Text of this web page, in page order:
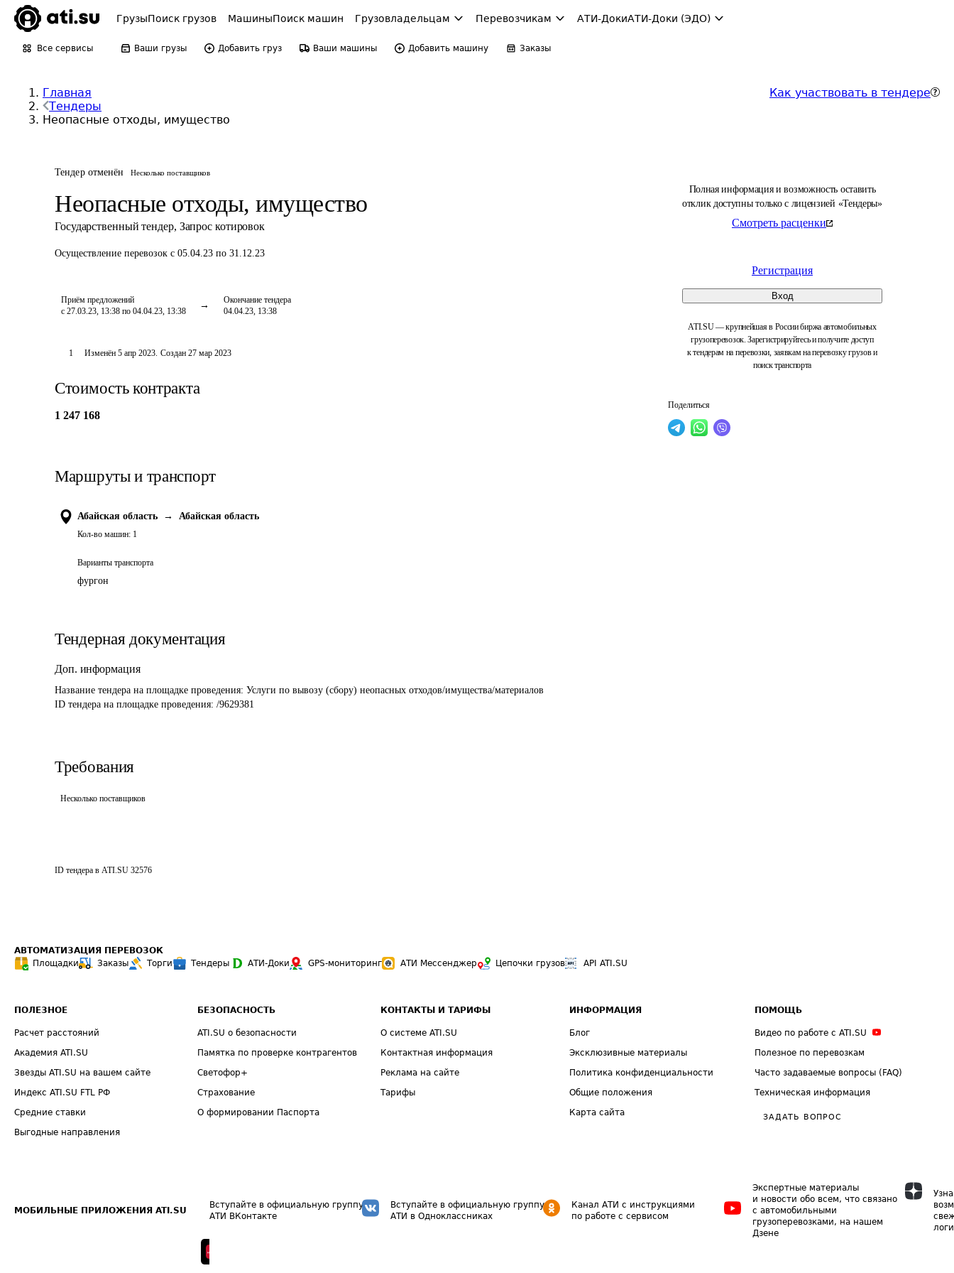
ГрузыПоиск грузов МашиныПоиск машин Грузовладельцам Перевозчикам АТИ-ДокиАТИ-Доки (ЭДО)
Все сервисы Ваши грузы Добавить груз Ваши машины Добавить машину Заказы
Главная
Тендеры
Неопасные отходы, имущество
Как участвовать в тендере
Тендер отменён Несколько поставщиков
Неопасные отходы, имущество
Государственный тендер, Запрос котировок
Осуществление перевозок с 05.04.23 по 31.12.23
Приём предложений
с 27.03.23, 13:38 по 04.04.23, 13:38
Окончание тендера
04.04.23, 13:38
Полная информация и возможность оставить
отклик доступны только с лицензией «Тендеры»
Смотреть расценки
Регистрация
Вход
ATI.SU — крупнейшая в России биржа автомобильных
грузоперевозок. Зарегистрируйтесь и получите доступ
к тендерам на перевозки, заявкам на перевозку грузов и
поиск транспорта
Поделиться
1 Изменён 5 апр 2023. Создан 27 мар 2023
Стоимость контракта
1 247 168
Маршруты и транспорт
Абайская область → Абайская область
Кол-во машин: 1
Варианты транспорта
фургон
Тендерная документация
Доп. информация
Название тендера на площадке проведения: Услуги по вывозу (сбору) неопасных отходов/имущества/материалов
ID тендера на площадке проведения: /9629381
Требования
Несколько поставщиков
ID тендера в ATI.SU 32576
АВТОМАТИЗАЦИЯ ПЕРЕВОЗОК
Площадки
Заказы Торги Тендеры АТИ-Доки GPS-мониторинг АТИ Мессенджер Цепочки грузов API ATI.SU
ПОЛЕЗНОЕ
Расчет расстояний
Академия ATI.SU
Звезды ATI.SU на вашем сайте
Индекс ATI.SU FTL РФ
Средние ставки
Выгодные направления
БЕЗОПАСНОСТЬ
ATI.SU о безопасности
Памятка по проверке контрагентов
Светофор+
Страхование
О формировании Паспорта
КОНТАКТЫ И ТАРИФЫ
О системе ATI.SU
Контактная информация
Реклама на сайте
Тарифы
ИНФОРМАЦИЯ
Блог
Эксклюзивные материалы
Политика конфиденциальности
Общие положения
Карта сайта
ПОМОЩЬ
Видео по работе с ATI.SU
Полезное по перевозкам
Часто задаваемые вопросы (FAQ)
Техническая информация
ЗАДАТЬ ВОПРОС
МОБИЛЬНЫЕ ПРИЛОЖЕНИЯ ATI.SU
Вступайте в официальную группу
АТИ ВКонтакте
Вступайте в официальную группу
АТИ в Одноклассниках
Канал АТИ с инструкциями
по работе с сервисом
Экспертные материалы
и новости обо всем, что связано
с автомобильными
грузоперевозками, на нашем
Дзене